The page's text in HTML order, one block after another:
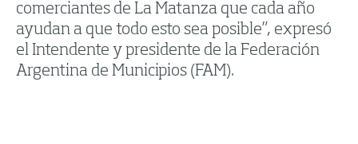
comerciantes de La Matanza que cada año
ayudan a que todo esto sea posible”, expresó
el Intendente y presidente de la Federación
Argentina de Municipios (FAM).